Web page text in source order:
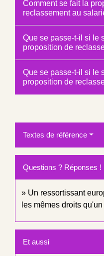
Comment se fait la
reclassement au
Que se passe-t-il si le
proposition de
Que se passe-t-il si le
proposition de
Textes de référence
Questions ? Réponses !
Un ressortissant
les mêmes droits
Et aussi